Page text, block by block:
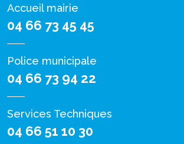
Accueil mairie
04 66 73 45 45
Police municipale
04 66 73 94 22
Services Techniques
04 66 51 10 30